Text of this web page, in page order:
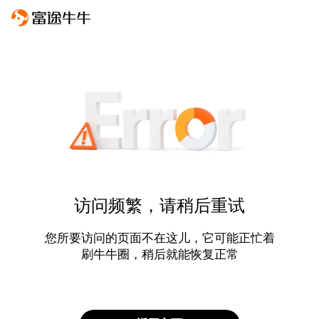
访问频繁，请稍后重试
您所要访问的页面不在这儿，它可能正忙着
刷牛牛圈，稍后就能恢复正常